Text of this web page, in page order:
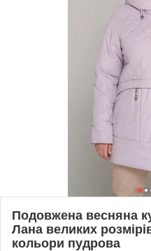
Подовжена весняна
Лана великих
кольори пудрова